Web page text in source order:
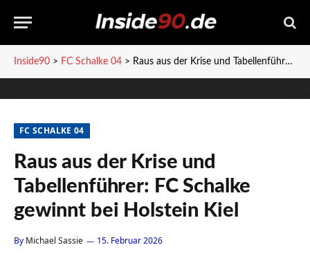
Inside90 > FC Schalke 04 > Raus aus der Krise und Tabellenführer: FC Schalke gewinnt bei Holstein Kiel
FC SCHALKE 04
Raus aus der Krise und
Tabellenführer: FC Schalke
gewinnt bei Holstein Kiel
By Michael Sassie 15. Februar 2026